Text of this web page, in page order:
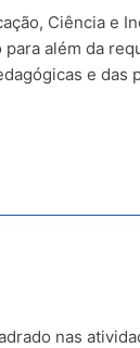
Ciência e
além da
e das
nas